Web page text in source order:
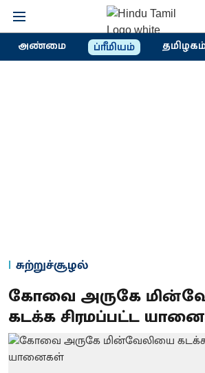
அண்மை ப்ரீமியம்
சுற்றுச்சூழல்
கோவை அருகே
கடக்க சிரமப்பட்ட